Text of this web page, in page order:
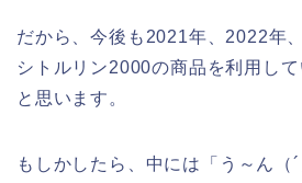
だから、今後も2021年、2022年
シトルリン2000の商品を利用し
と思います。
もしかしたら、中には「う～ん（